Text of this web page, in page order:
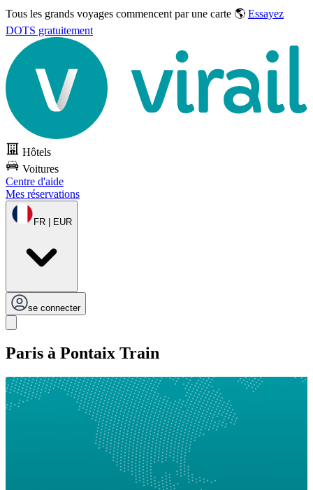
Tous les grands voyages commencent par une carte 🌎 Essayez
DOTS gratuitement
Hôtels
Voitures
Centre d'aide
Mes réservations
FR | EUR
se connecter
Paris à Pontaix Train